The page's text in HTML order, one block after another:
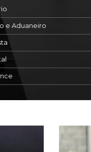
e Aduaneiro